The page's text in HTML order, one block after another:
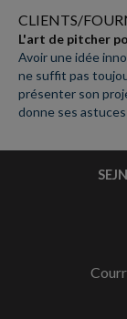
CLIENTS/
L'art de pitcher
Avoir une idée
ne suffit pas
présenter son
donne ses